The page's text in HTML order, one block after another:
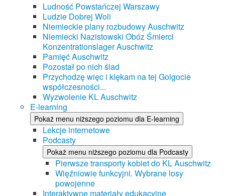
Ludność Powstańczej Warszawy
Ludzie Dobrej Woli
Niemieckie plany rozbudowy Auschwitz
Niemiecki Nazistowski Obóz Śmierci
Konzentrationslager Auschwitz
Pamięć Auschwitz
Pozostał po nich ślad
Przychodzę więc i klękam na tej Golgocie
współczesności...
Wyzwolenie KL Auschwitz
E-learning
Pokaż menu niższego poziomu dla E-learning
Lekcje internetowe
Podcasty
Pokaż menu niższego poziomu dla Podcasty
Pierwsze transporty kobiet do KL Auschwitz
Więźniowie funkcyjni. Wybrane losy
powojenne
Interaktywne materiały edukacyjne